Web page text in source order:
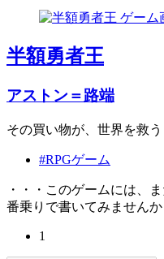
半額勇者王
アストン＝路端
その買い物が、世界を救う
#RPGゲーム
・・・このゲームには、
番乗りで書いてみませんか
1